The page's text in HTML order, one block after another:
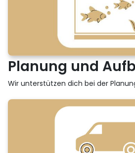
Planung und
Wir unterstützen dich bei der